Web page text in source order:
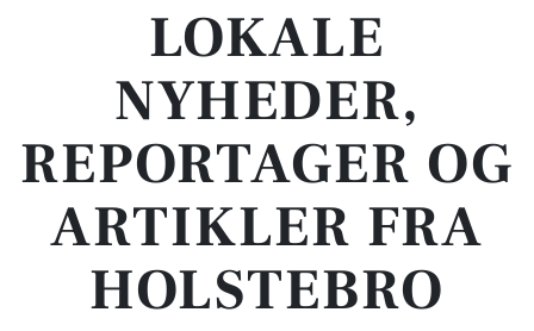
LOKALE
NYHEDER,
REPORTAGER OG
ARTIKLER FRA
HOLSTEBRO